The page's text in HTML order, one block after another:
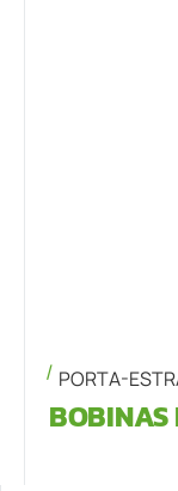
PORTA-
BOBINAS